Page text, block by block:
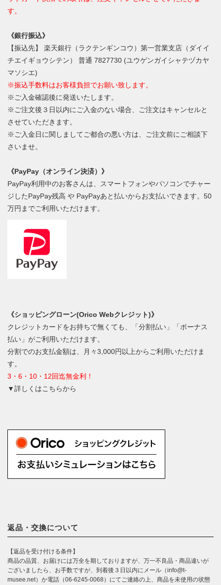
す。
《銀行振込》
【振込先】 楽天銀行（ラクテンギンコウ）第一営業支店（ダイイ
チエイギョウシテン） 普通 7827730 (ユウゲンガイシャテヅカヤ
マソシエ)
※振込手数料はお客様負担でお願い致します。
※ご入金確認後に発送いたします。
※ご注文後３日以内にご入金のない場合、ご注文はキャンセルと
させていただきます。
※ご入金日に関しましてご都合の悪い方は、ご注文前にご相談下
さいませ。
《PayPay（オンライン決済）》
PayPay利用中のお客さんは、スマートフォンやパソコンでチャー
ジしたPayPay残高 や PayPayあと払いからお支払いできます。50
万円までご利用いただけます。
《ショッピングローン(Orico Webクレジット)》
クレジットカードをお持ちで無くても、「分割払い」「ボーナス
払い」がご利用いただけます。
分割でのお支払金額は、月々3,000円以上からご利用いただけま
す。
3・6・10・12回迄無金利！
▼詳しくはこちらから
返品・交換について
【返品を受け付ける条件】
商品の品質、お届けには万全を期しておりますが、万一不良品・商品違いが
ございましたら、お手数ですが、到着後３日以内にメール（info@t-
musee.net）か電話（06-6245-0068）にてご連絡の上、商品を未使用の状態